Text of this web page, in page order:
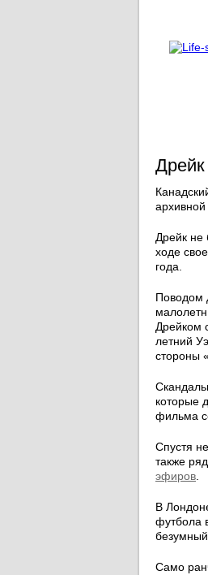
архивной
Дрейк не
ходе
года.
Поводом
Дрейком
летний
стороны
которые
фильма
Спустя
также
эфиров
В
футбола
Само